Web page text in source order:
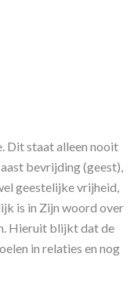
Dit staat alleen nooit
bevrijding (geest),
geestelijke vrijheid,
is in Zijn woord over
Hieruit blijkt dat de
in relaties en nog